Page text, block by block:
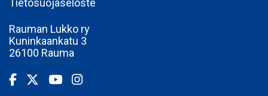
Tietosuojaseloste
Rauman Lukko ry
Kuninkaankatu 3
26100 Rauma